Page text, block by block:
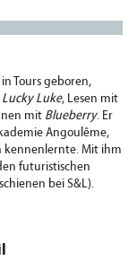
in Tours geboren,
Lucky Luke, Lesen mit
mit Blueberry. Er
Angoulême,
kennenlernte. Mit ihm
futuristischen
bei S&L).